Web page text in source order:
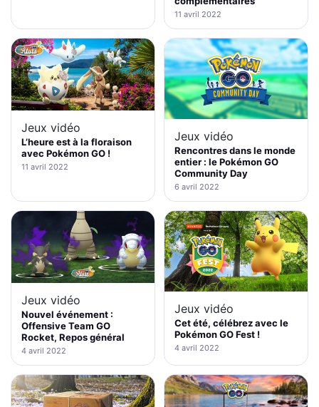
11 avril 2022
Jeux vidéo
L’heure est à la floraison
avec Pokémon GO !
11 avril 2022
Jeux vidéo
Rencontres dans le monde
entier : le Pokémon GO
Community Day
6 avril 2022
Jeux vidéo
Nouvel événement :
Offensive Team GO
Rocket, Repos général
4 avril 2022
Jeux vidéo
Cet été, célébrez avec le
Pokémon GO Fest !
4 avril 2022